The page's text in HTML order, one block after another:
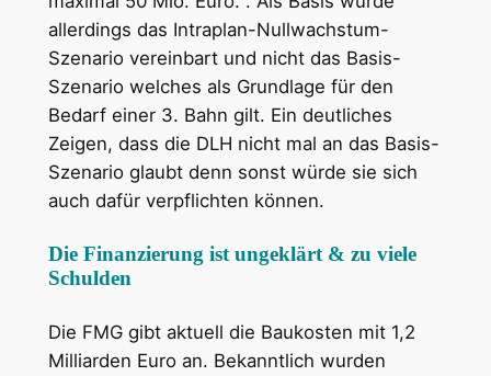
allerdings das Intraplan-Nullwachstum-
Szenario vereinbart und nicht das Basis-
Szenario welches als Grundlage für den
Bedarf einer 3. Bahn gilt. Ein deutliches
Zeigen, dass die DLH nicht mal an das Basis-
Szenario glaubt denn sonst würde sie sich
auch dafür verpflichten können.
Die Finanzierung ist ungeklärt & zu viele
Schulden
Die FMG gibt aktuell die Baukosten mit 1,2
Milliarden Euro an. Bekanntlich wurden